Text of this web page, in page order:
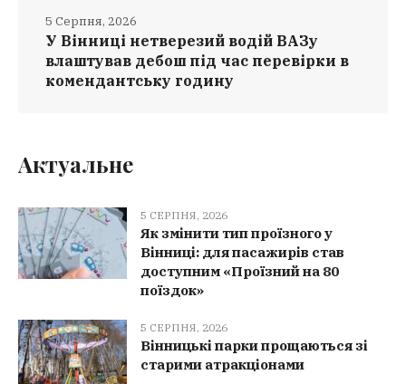
У Вінниці нетверезий водій ВАЗу
влаштував дебош під час перевірки в
комендантську годину
5 Серпня, 2026
Актуальне
5 СЕРПНЯ, 2026
Як змінити тип проїзного у
Вінниці: для пасажирів став
доступним «Проїзний на 80
поїздок»
5 СЕРПНЯ, 2026
Вінницькі парки прощаються зі
старими атракціонами